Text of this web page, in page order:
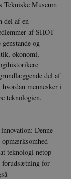
Tekniske Museum
del af en
af SHOT
og
økonomi,
del af
mennesker i
teknologien.
Denne
teknologi netop
forudsætning for –